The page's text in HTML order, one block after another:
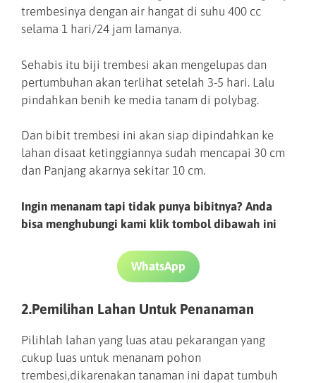
trembesinya dengan air hangat di suhu 400 cc
selama 1 hari/24 jam lamanya.
Sehabis itu biji trembesi akan mengelupas dan
pertumbuhan akan terlihat setelah 3-5 hari. Lalu
pindahkan benih ke media tanam di polybag.
Dan bibit trembesi ini akan siap dipindahkan ke
lahan disaat ketinggiannya sudah mencapai 30 cm
dan Panjang akarnya sekitar 10 cm.
Ingin menanam tapi tidak punya bibitnya? Anda
bisa menghubungi kami klik tombol dibawah ini
WhatsApp
2.Pemilihan Lahan Untuk Penanaman
Pilihlah lahan yang luas atau pekarangan yang
cukup luas untuk menanam pohon
trembesi,dikarenakan tanaman ini dapat tumbuh